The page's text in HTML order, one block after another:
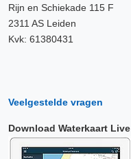
Rijn en Schiekade 115 F
2311 AS Leiden
Kvk: 61380431
Veelgestelde vragen
Download Waterkaart Live